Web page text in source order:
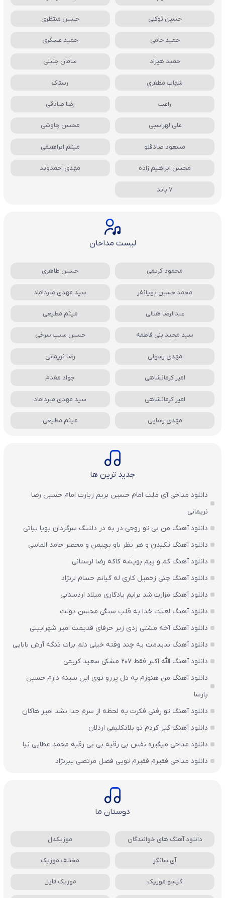
حسین توکلی حسین منتظری
حمید حامی حمید عسکری
حمید هیراد سامان جلیلی
شهاب مظفری رستاک
راغب رضا صادقی
علی لهراسبی محسن چاوشی
مسعود صادقلو میثم ابراهیمی
محسن ابراهیم زاده مهدی احمدوند
7 باند
لیست مداحان
محمود کریمی حسین طاهری
محمد حسین پویانفر سید مهدی میرداماد
عبدالرضا هلالی میثم مطیعی
سید مجید بنی فاطمه حسین سیب سرخی
مهدی رسولی رضا نریمانی
امیر کرمانشاهی جواد مقدم
امیر کرمانشاهی سید مهدی میرداماد
مهدی رعنایی میثم مطیعی
جدید ترین ها
دانلود مداحی آی ملت امام حسین بریم زیارت امام حسین رضا
نریمانی
دانلود آهنگ من بی تو روحی در به در دلتنگ سرگردان پویا بیاتی
دانلود آهنگ تکیدن و هر نظر باو بچیمن و محضر حامد الماسی
دانلود آهنگ کم و پیم بویشه کاکه رضا لرستانی
دانلود آهنگ چنی زخمیل کاری له گیانم حسام لرنژاد
دانلود آهنگ مزارت شد برایم یادگاری میلاد اردستانی
دانلود آهنگ لعنت خدا به قلب سنگی محسن دولت
دانلود آهنگ آخه مشتی زدی زیر حرفای قدیمت امیر شهرایینی
دانلود آهنگ ندیدمت یه چند وقته خیلی دلم برات تنگه آرش بابایی
دانلود آهنگ الله اکبر فقط 207 مشکی سعید کریمی
دانلود آهنگ من هنوزم یه دل پررو توی این سینه دارم حسین
پارسا
دانلود آهنگ تو رفتی فکرت یه لحظه از سرم جدا نشد امیر هاکان
دانلود آهنگ گیر کردم تو بلاتکلیفی اردلان
دانلود مداحی میگیره نفس بی رقیه بی بی رقیه محمد عطایی نیا
دانلود مداحی فقیرم فقیرم تویی فضل مرتضی یبرنژاد
دوستان ما
دانلود آهنگ های خوانندگان موزیکدل
آی سانگز مختلف موزیک
گیسو موزیک موزیک فایل